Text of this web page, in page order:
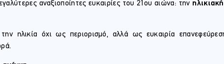
αναξιοποίητες ευκαιρίες του 21ου αιώνα: την
ηλικία όχι ως περιορισμό, αλλά ως ευκαιρία